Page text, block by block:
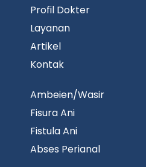
Profil Dokter
Layanan
Artikel
Kontak
Ambeien/Wasir
Fisura Ani
Fistula Ani
Abses Perianal